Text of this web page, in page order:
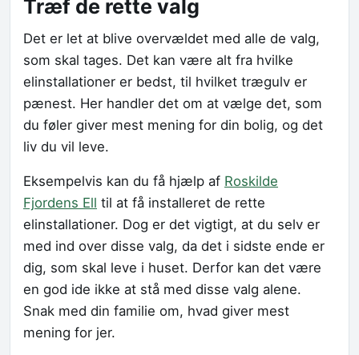
Træf de rette valg
Det er let at blive overvældet med alle de valg,
som skal tages. Det kan være alt fra hvilke
elinstallationer er bedst, til hvilket trægulv er
pænest. Her handler det om at vælge det, som
du føler giver mest mening for din bolig, og det
liv du vil leve.
Eksempelvis kan du få hjælp af Roskilde
Fjordens Ell til at få installeret de rette
elinstallationer. Dog er det vigtigt, at du selv er
med ind over disse valg, da det i sidste ende er
dig, som skal leve i huset. Derfor kan det være
en god ide ikke at stå med disse valg alene.
Snak med din familie om, hvad giver mest
mening for jer.